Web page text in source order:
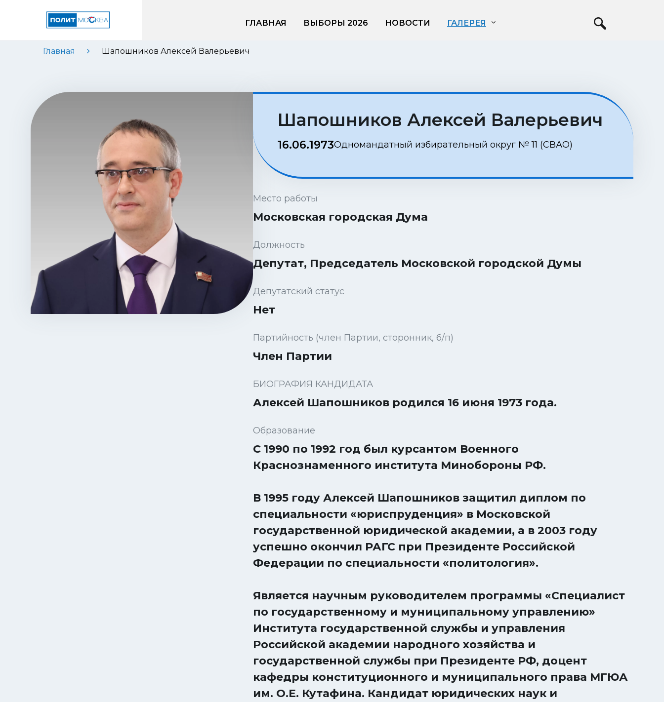
ГЛАВНАЯ ВЫБОРЫ 2026 НОВОСТИ ГАЛЕРЕЯ
Главная Шапошников Алексей Валерьевич
Шапошников Алексей Валерьевич
16.06.1973Одномандатный избирательный округ № 11 (СВАО)
Место работы
Московская городская Дума
Должность
Депутат, Председатель Московской городской Думы
Депутатский статус
Нет
Партийность (член Партии, сторонник, б/п)
Член Партии
БИОГРАФИЯ КАНДИДАТА
Алексей Шапошников родился 16 июня 1973 года.
Образование
С 1990 по 1992 год был курсантом Военного
Краснознаменного института Минобороны РФ.
В 1995 году Алексей Шапошников защитил диплом по
специальности «юриспруденция» в Московской
государственной юридической академии, а в 2003 году
успешно окончил РАГС при Президенте Российской
Федерации по специальности «политология».
Является научным руководителем программы «Специалист
по государственному и муниципальному управлению»
Института государственной службы и управления
Российской академии народного хозяйства и
государственной службы при Президенте РФ, доцент
кафедры конституционного и муниципального права МГЮА
им. О.Е. Кутафина. Кандидат юридических наук и